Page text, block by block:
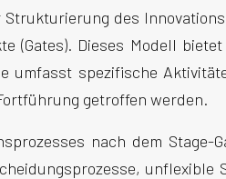
des
(Gates). Dieses Modell
umfasst spezifische
getroffen werden.
nach dem